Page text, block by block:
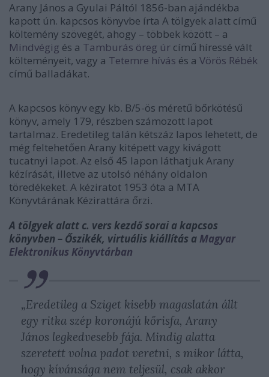
Arany János a Gyulai Páltól 1856-ban ajándékba
kapott ún. kapcsos könyvbe írta A tölgyek alatt című
költemény szövegét, ahogy – többek között – a
Mindvégig és a Tamburás öreg úr című híressé vált
költeményeit, vagy a Tetemre hívás és a Vörös Rébék
című balladákat.
A kapcsos könyv egy kb. B/5-ös méretű bőrkötésű
könyv, amely 179, részben számozott lapot
tartalmaz. Eredetileg talán kétszáz lapos lehetett, de
még feltehetően Arany kitépett vagy kivágott
tucatnyi lapot. Az első 45 lapon láthatjuk Arany
kézírását, illetve az utolsó néhány oldalon
töredékeket. A kéziratot 1953 óta a MTA
Könyvtárának Kézirattára őrzi.
A tölgyek alatt c. vers kezdő sorai a kapcsos
könyvben – Őszikék, virtuális kiállítás a Magyar
Elektronikus Könyvtárban
„Eredetileg a Sziget kisebb magaslatán állt
egy ritka szép koronájú kőrisfa, Arany
János legkedvesebb fája. Mindig alatta
szeretett volna padot veretni, s mikor látta,
hogy kívánsága nem teljesül, csak akkor